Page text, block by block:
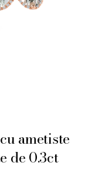
ametiste
de 0.3ct